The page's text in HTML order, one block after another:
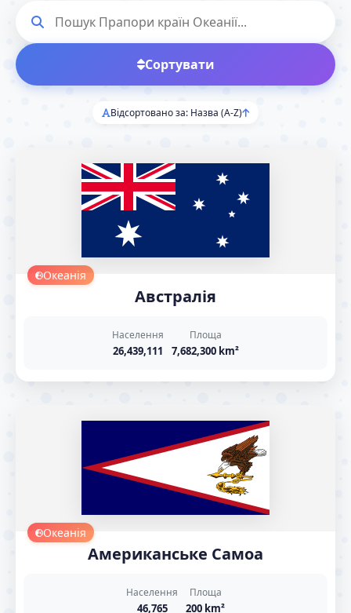
Сортувати
Відсортовано за: Назва (A-Z)
Океанія
Австралія
Населення
26,439,111
Площа
7,682,300 km²
Океанія
Американське Самоа
Населення
46,765
Площа
200 km²